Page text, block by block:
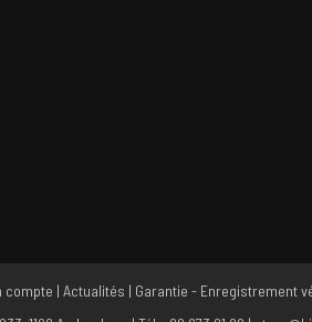
compte | Actualités | Garantie - Enregistrement